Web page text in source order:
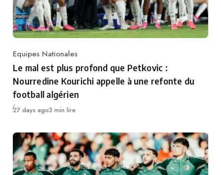
Category
Equipes Nationales
Le mal est plus profond que Petkovic :
Nourredine Kourichi appelle à une refonte du
football algérien
Publié
27 days ago3 min lire